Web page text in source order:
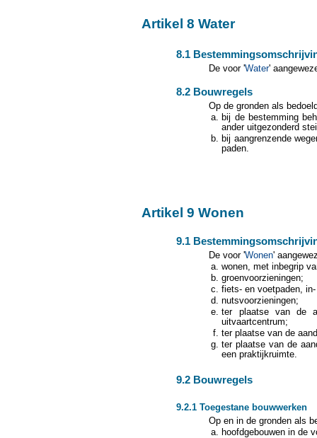
Artikel 8 Water
8.1
De voor 'Water'
8.2 Bouwregels
Op de gronden als
bij de bestemming
ander uitgezonderd
bij aangrenzende
paden.
Artikel 9 Wonen
9.1
De voor 'Wonen'
wonen, met inbegrip
groenvoorzieningen;
fiets- en voetpaden,
nutsvoorzieningen;
ter plaatse van de
uitvaartcentrum;
ter plaatse van de
ter plaatse van de
een praktijkruimte.
9.2 Bouwregels
9.2.1 Toegestane bouwwerken
Op en in de gronden als
hoofdgebouwen in de